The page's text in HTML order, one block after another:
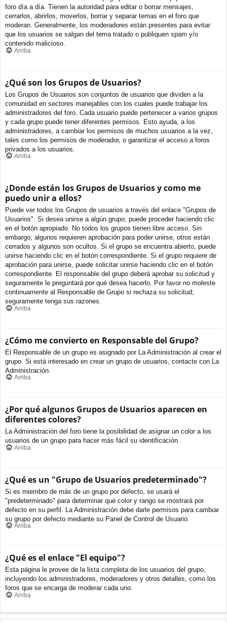
foro día a día. Tienen la autoridad para editar o borrar mensajes,
cerrarlos, abrirlos, moverlos, borrar y separar temas en el foro que
moderan. Generalmente, los moderadores están presentes para evitar
que los usuarios se salgan del tema tratado o publiquen spam y/o
contenido malicioso.
Arriba
¿Qué son los Grupos de Usuarios?
Los Grupos de Usuarios son conjuntos de usuarios que dividen a la
comunidad en sectores manejables con los cuales puede trabajar los
administradores del foro. Cada usuario puede pertenecer a varios grupos
y cada grupo puede tener diferentes permisos. Esto ayuda, a los
administradores, a cambiar los permisos de muchos usuarios a la vez,
tales como los permisos de moderador, o garantizar el acceso a foros
privados a los usuarios.
Arriba
¿Donde están los Grupos de Usuarios y como me
puedo unir a ellos?
Puede ver todos los Grupos de usuarios a través del enlace "Grupos de
Usuarios". Si desea unirse a algún grupo, puede proceder haciendo clic
en el botón apropiado. No todos los grupos tienen libre acceso. Sin
embargo, algunos requieren aprobación para poder unirse, otros están
cerrados y algunos son ocultos. Si el grupo se encuentra abierto, puede
unirse haciendo clic en el botón correspondiente. Si el grupo requiere de
aprobación para unirse, puede solicitar unirse haciendo clic en el botón
correspondiente. El responsable del grupo deberá aprobar su solicitud y
seguramente le preguntará por qué desea hacerlo. Por favor no moleste
continuamente al Responsable de Grupo si rechaza su solicitud;
seguramente tenga sus razones.
Arriba
¿Cómo me convierto en Responsable del Grupo?
El Responsable de un grupo es asignado por La Administración al crear el
grupo. Si está interesado en crear un grupo de usuarios, contacte con La
Administración.
Arriba
¿Por qué algunos Grupos de Usuarios aparecen en
diferentes colores?
La Administración del foro tiene la posibilidad de asignar un color a los
usuarios de un grupo para hacer más fácil su identificación.
Arriba
¿Qué es un "Grupo de Usuarios predeterminado"?
Si es miembro de más de un grupo por defecto, se usará el
"predeterminado" para determinar qué color y rango se mostrará por
defecto en su perfil. La Administración debe darle permisos para cambiar
su grupo por defecto mediante su Panel de Control de Usuario.
Arriba
¿Qué es el enlace "El equipo"?
Esta página le provee de la lista completa de los usuarios del grupo,
incluyendo los administradores, moderadores y otros detalles, como los
foros que se encarga de moderar cada uno.
Arriba